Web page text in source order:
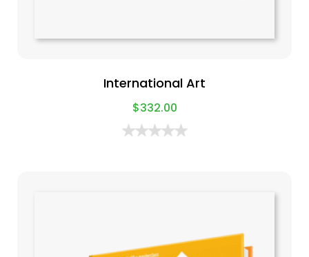
International Art
$332.00